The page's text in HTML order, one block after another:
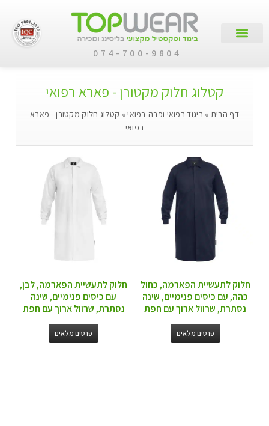
074-700-9804
קטלוג חלוק מקטורן - פארא רפואי
דף הבית » ביגוד רפואי ופרה-רפואי» קטלוג חלוק מקטורן - פארא
רפואי
חלוק לתעשיית הפארמה, כחול
כהה, עם כיסים פנימיים, שינה
נסתרת, שרוול ארוך עם חפת
פרטים מלאים
חלוק לתעשיית הפארמה, לבן,
עם כיסים פנימיים, שינה
נסתרת, שרוול ארוך עם חפת
פרטים מלאים